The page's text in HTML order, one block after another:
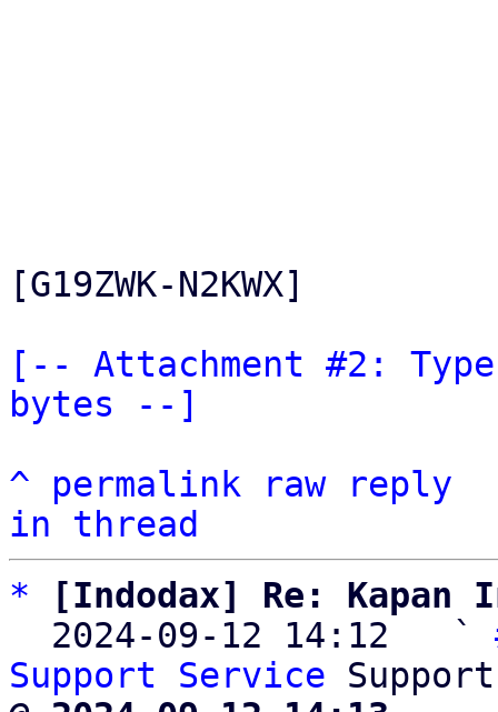
[G19ZWK-N2KWX]
[-- Attachment #2:
bytes --]
^
permalink raw
reply
in thread
*
[Indodax] Re: Kapan
  2024-09-12 14:12   `
Support Service